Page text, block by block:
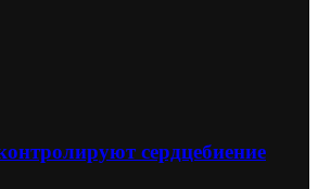
сердцебиение